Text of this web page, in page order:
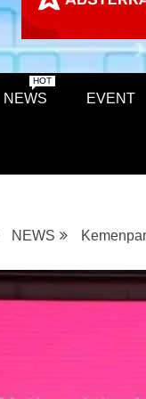
NEWS
HOT
EVENT
NEWS